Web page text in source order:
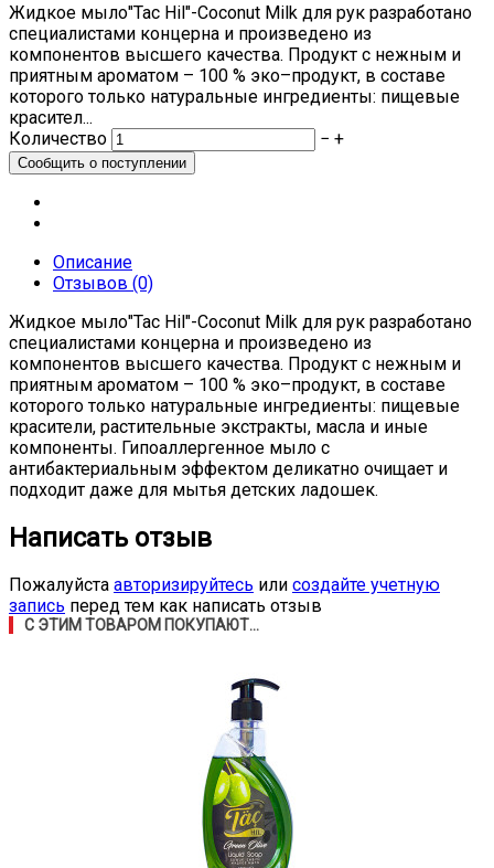
Жидкое мыло"Tac Hil"-Coconut Milk для рук разработано
специалистами концерна и произведено из
компонентов высшего качества. Продукт с нежным и
приятным ароматом – 100 % эко–продукт, в составе
которого только натуральные ингредиенты: пищевые
красител...
Количество
− +
Описание
Отзывов (0)
Жидкое мыло"Tac Hil"-Coconut Milk для рук разработано
специалистами концерна и произведено из
компонентов высшего качества. Продукт с нежным и
приятным ароматом – 100 % эко–продукт, в составе
которого только натуральные ингредиенты: пищевые
красители, растительные экстракты, масла и иные
компоненты. Гипоаллергенное мыло с
антибактериальным эффектом деликатно очищает и
подходит даже для мытья детских ладошек.
Написать отзыв
Пожалуйста авторизируйтесь или создайте учетную
запись перед тем как написать отзыв
С ЭТИМ ТОВАРОМ ПОКУПАЮТ...